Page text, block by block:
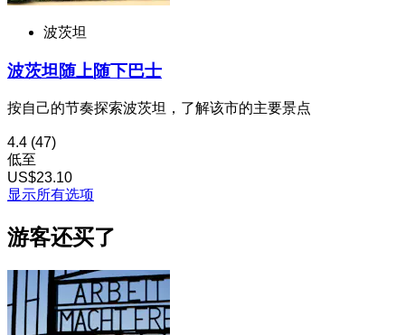
波茨坦
波茨坦随上随下巴士
按自己的节奏探索波茨坦，了解该市的主要景点
4.4 (47)
低至
US$23.10
显示所有选项
游客还买了